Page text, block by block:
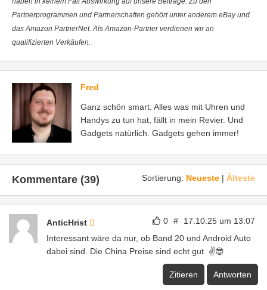
Partnerprogrammen und Partnerschaften gehört unter anderem eBay und
das Amazon PartnerNet. Als Amazon-Partner verdienen wir an
qualifizierten Verkäufen.
Fred
Ganz schön smart: Alles was mit Uhren und
Handys zu tun hat, fällt in mein Revier. Und
Gadgets natürlich. Gadgets gehen immer!
Sortierung: Neueste | Älteste
Kommentare (39)
0 # 17.10.25 um 13:07
AnticHrist
Interessant wäre da nur, ob Band 20 und Android Auto
dabei sind. Die China Preise sind echt gut. ✌️😎
Zitieren Antworten